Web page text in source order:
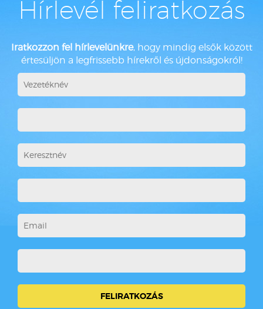
Hírlevél feliratkozás
Iratkozzon fel hírlevelünkre, hogy mindig elsők között
értesüljön a legfrissebb hírekről és újdonságokról!